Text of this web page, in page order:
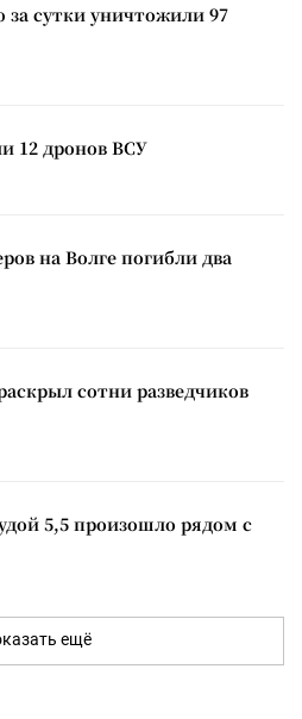
сутки уничтожили 97
12 дронов ВСУ
на Волге погибли два
сотни разведчиков
5,5 произошло рядом с
ещё